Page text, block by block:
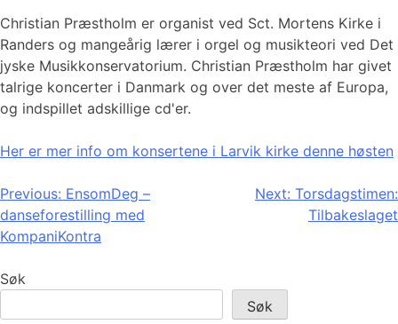
Christian Præstholm er organist ved Sct. Mortens Kirke i
Randers og mangeårig lærer i orgel og musikteori ved Det
jyske Musikkonservatorium. Christian Præstholm har givet
talrige koncerter i Danmark og over det meste af Europa,
og indspillet adskillige cd'er.
Her er mer info om konsertene i Larvik kirke denne høsten
Innleggsnavigasjon
Previous: EnsomDeg –
danseforestilling med
KompaniKontra
Next: Torsdagstimen:
Tilbakeslaget
Søk
Søk